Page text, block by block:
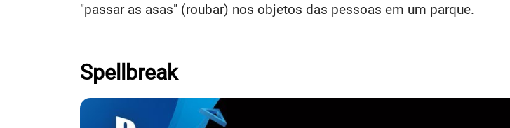
"passar as asas" (roubar) nos objetos das pessoas em um parque.
Spellbreak